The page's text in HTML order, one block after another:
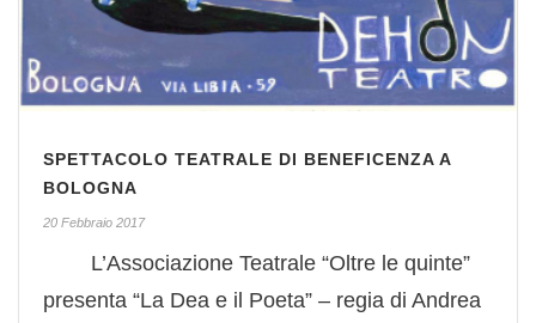
SPETTACOLO TEATRALE DI BENEFICENZA A
BOLOGNA
20 Febbraio 2017
L’Associazione Teatrale “Oltre le quinte”
presenta “La Dea e il Poeta” – regia di Andrea